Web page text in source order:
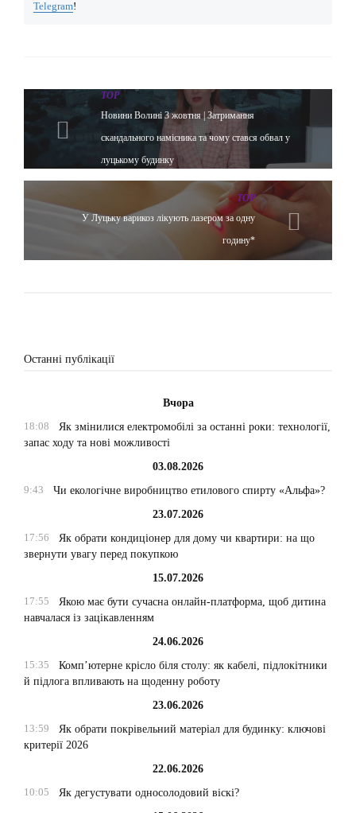
Telegram!
TOP
Новини Волині 3 жовтня | Затримання
скандального намісника та чому стався обвал у
луцькому будинку
TOP
У Луцьку варикоз лікують лазером за одну
годину*
Останні публікації
Вчора
18:08
Як змінилися електромобілі за останні роки: технології,
запас ходу та нові можливості
03.08.2026
9:43
Чи екологічне виробництво етилового спирту «Альфа»?
23.07.2026
17:56
Як обрати кондиціонер для дому чи квартири: на що
звернути увагу перед покупкою
15.07.2026
17:55
Якою має бути сучасна онлайн-платформа, щоб дитина
навчалася із зацікавленням
24.06.2026
15:35
Комп’ютерне крісло біля столу: як кабелі, підлокітники
й підлога впливають на щоденну роботу
23.06.2026
13:59
Як обрати покрівельний матеріал для будинку: ключові
критерії 2026
22.06.2026
10:05
Як дегустувати односолодовий віскі?